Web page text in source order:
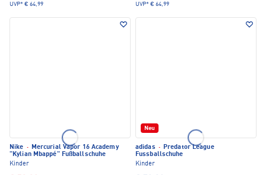
UVP* € 64,99 UVP* € 64,99
Nike · Mercurial Vapor 16 Academy
"Kylian Mbappé" Fußballschuhe
Kinder
Neu
adidas · Predator League
Fussballschuhe
Kinder